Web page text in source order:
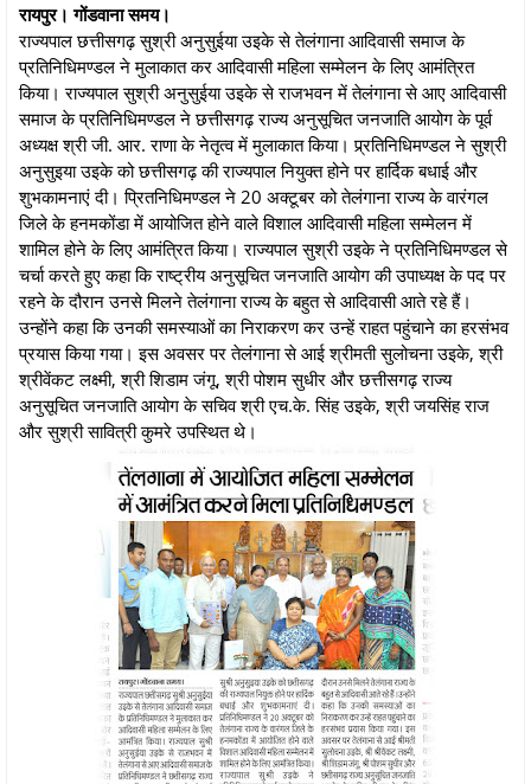
रायपुर। गोंडवाना समय।
राज्यपाल छत्तीसगढ़ सुश्री अनुसुईया उइके से तेलंगाना आदिवासी समाज के
प्रतिनिधिमण्डल ने मुलाकात कर आदिवासी महिला सम्मेलन के लिए आमंत्रित
किया। राज्यपाल सुश्री अनुसुईया उइके से राजभवन में तेलंगाना से आए आदिवासी
समाज के प्रतिनिधिमण्डल ने छत्तीसगढ़ राज्य अनुसूचित जनजाति आयोग के पूर्व
अध्यक्ष श्री जी. आर. राणा के नेतृत्व में मुलाकात किया। प्र्रतिनिधिमण्डल ने सुश्री
अनुसुइया उइके को छत्तीसगढ़ की राज्यपाल नियुक्त होने पर हार्दिक बधाई और
शुभकामनाएं दी। प्रितनिधिमण्डल ने 20 अक्टूबर को तेलंगाना राज्य के वारंगल
जिले के हनमकोंडा में आयोजित होने वाले विशाल आदिवासी महिला सम्मेलन में
शामिल होने के लिए आमंत्रित किया। राज्यपाल सुश्री उइके ने प्रतिनिधिमण्डल से
चर्चा करते हुए कहा कि राष्ट्रीय अनुसूचित जनजाति आयोग की उपाध्यक्ष के पद पर
रहने के दौरान उनसे मिलने तेलंगाना राज्य के बहुत से आदिवासी आते रहे हैं।
उन्होंने कहा कि उनकी समस्याओं का निराकरण कर उन्हें राहत पहुंचाने का हरसंभव
प्रयास किया गया। इस अवसर पर तेलंगाना से आई श्रीमती सुलोचना उइके, श्री
श्रीवेंकट लक्ष्मी, श्री शिडाम जंगू, श्री पोशम सुधीर और छत्तीसगढ़ राज्य
अनुसूचित जनजाति आयोग के सचिव श्री एच.के. सिंह उइके, श्री जयसिंह राज
और सुश्री सावित्री कुमरे उपस्थित थे।